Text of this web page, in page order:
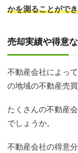
かを測ることがで
売却実績や得意
不動産会社によっ
の地域の不動産売
たくさんの不動産
でしょうか。
不動産会社の得意